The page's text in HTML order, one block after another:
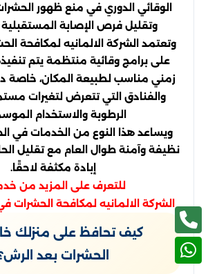
الوقائي الدوري في منع ظهور
وتقليل فرص الإصابة
وتعتمد الشركة الالمانيه لمكافحة
على برامج وقائية منتظمة يتم
زمني مناسب لطبيعة المكان، خاصة
والفنادق التي تتعرض لتغيرات
الرطوبة والاستخدام
ويساعد هذا النوع من الخدمات في
نظيفة وآمنة طوال العام مع تقليل
إبادة مكثفة لاحقًا.
للتعرف على المزيد من
الشركة الالمانيه لمكافحة الحشرات
كيف تحافظ على منزلك
الحشرات بعد